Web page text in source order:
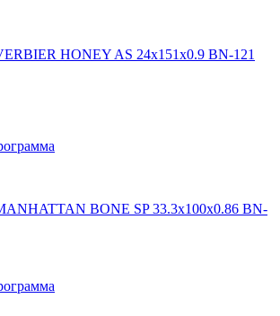
HONEY AS 24х151x0.9 BN-121
BONE SP 33.3х100x0.86 BN-